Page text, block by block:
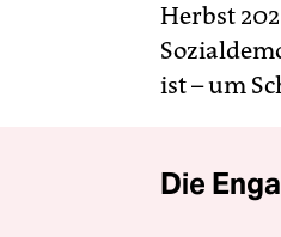
Herbst
ist – um
Die